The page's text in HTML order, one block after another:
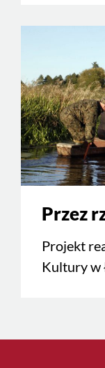
Przez
Projekt
Kultury w